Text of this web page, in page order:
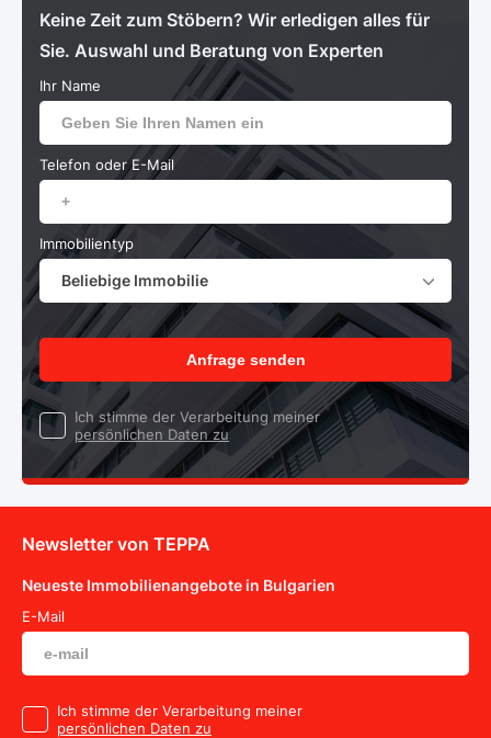
Keine Zeit zum Stöbern? Wir erledigen alles für
Sie. Auswahl und Beratung von Experten
Ihr Name
Telefon oder E-Mail
Immobilientyp
Beliebige Immobilie
Anfrage senden
Ich stimme der Verarbeitung meiner
persönlichen Daten zu
Newsletter von TEPPA
Neueste Immobilienangebote in Bulgarien
E-Mail
Ich stimme der Verarbeitung meiner
persönlichen Daten zu